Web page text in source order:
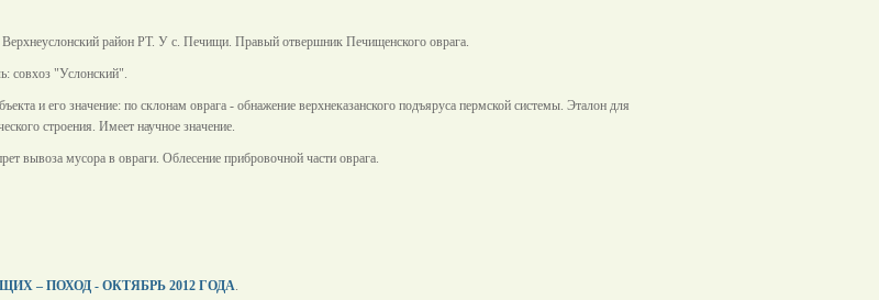
район РТ. У с. Печищи. Правый отвершник Печищенского оврага.
совхоз "Услонский".
и его значение: по склонам оврага - обнажение верхнеказанского подъяруса пермской системы. Эталон для
строения. Имеет научное значение.
вывоза мусора в овраги. Облесение прибровочной части оврага.
– ПОХОД - ОКТЯБРЬ 2012 ГОДА.